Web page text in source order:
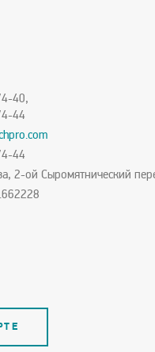
40,
44
44
2-ой Сыромятнический